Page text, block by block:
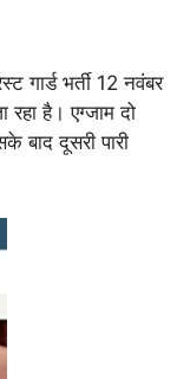
गार्ड भर्ती 12 नवंबर
है। एग्जाम दो
बाद दूसरी पारी